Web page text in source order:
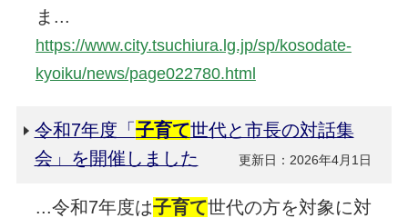
ま...
https://www.city.tsuchiura.lg.jp/sp/kosodate-
kyoiku/news/page022780.html
令和7年度「 子育て世代と市長の対話集
会」を開催しました
更新日：2026年4月1日
...令和7年度は子育て世代の方を対象に対